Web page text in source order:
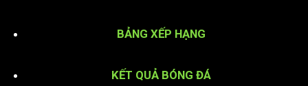
BẢNG XẾP HẠNG
KẾT QUẢ BÓNG ĐÁ